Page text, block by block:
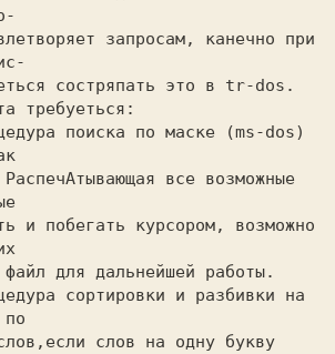
запросам, канечно при
состряпать это в tr-dos.
все возможные
и побегать курсором, возможно
для дальнейшей работы.
слов на одну букву